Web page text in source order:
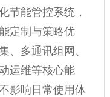
节能管控系统，
定制与策略优
、多通讯组网、
运维等核心能
影响日常使用体